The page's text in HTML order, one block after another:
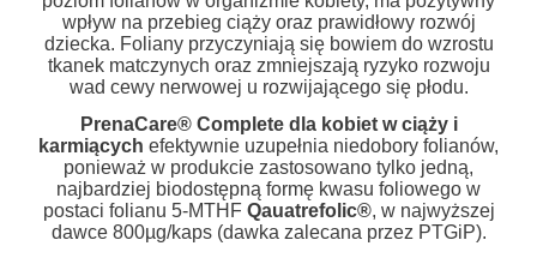
wpływ na przebieg ciąży oraz prawidłowy rozwój
dziecka. Foliany przyczyniają się bowiem do wzrostu
tkanek matczynych oraz zmniejszają ryzyko rozwoju
wad cewy nerwowej u rozwijającego się płodu.
PrenaCare® Complete dla kobiet w ciąży i
karmiących efektywnie uzupełnia niedobory folianów,
ponieważ w produkcie zastosowano tylko jedną,
najbardziej biodostępną formę kwasu foliowego w
postaci folianu 5-MTHF Qauatrefolic®, w najwyższej
dawce 800µg/kaps (dawka zalecana przez PTGiP).